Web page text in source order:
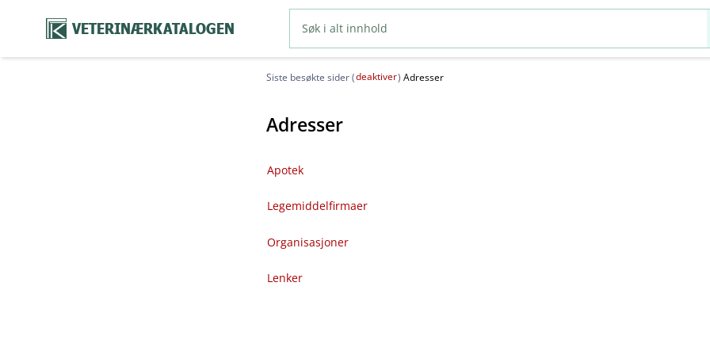
VETERINÆRKATALOGEN
Siste besøkte sider (deaktiver) Adresser
Adresser
Apotek
Legemiddelfirmaer
Organisasjoner
Lenker